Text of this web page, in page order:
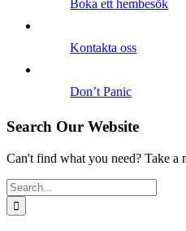
Boka ett hembesök
Kontakta oss
Don’t Panic
Search Our Website
Can't find what you need? Take a
Search
for: